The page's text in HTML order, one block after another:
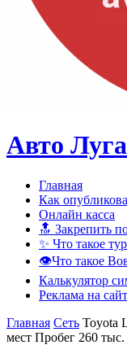
Авто
Главная
Как
Онлайн касса
🔝 Закрепить
✨ Что такое
👁️Что такое
Калькулятор
Реклама на
Главная Сеть Toyota
мест Пробег 260 тыс.